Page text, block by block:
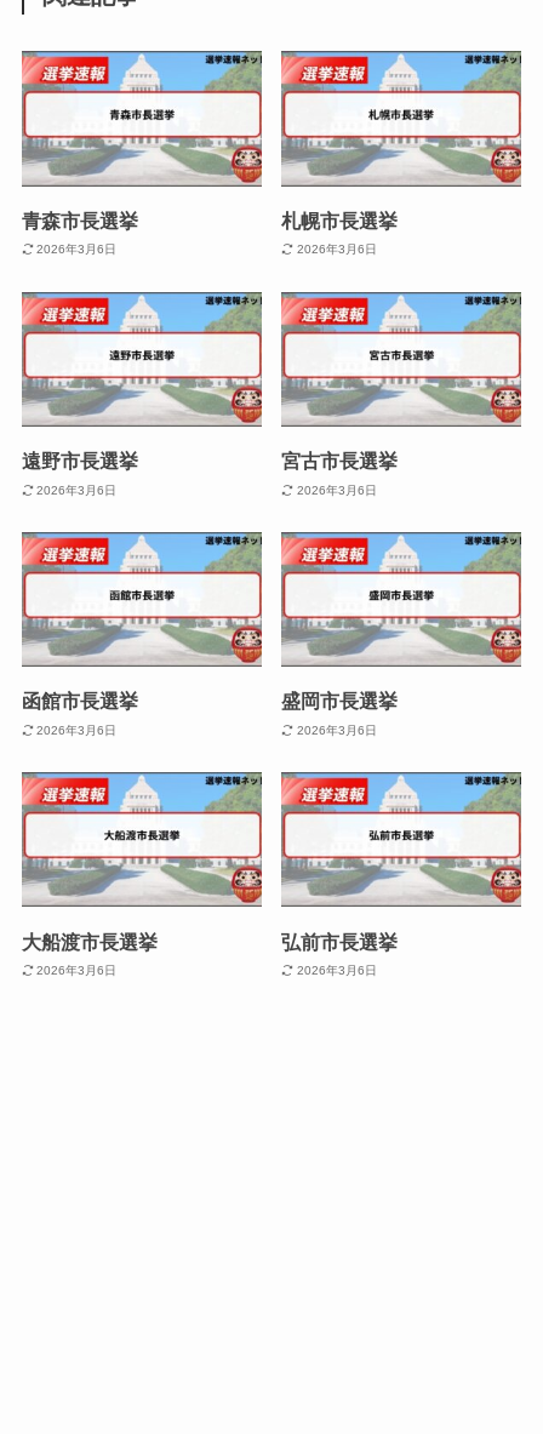
青森市長選挙
2026年3月6日
札幌市長選挙
2026年3月6日
遠野市長選挙
2026年3月6日
宮古市長選挙
2026年3月6日
函館市長選挙
2026年3月6日
盛岡市長選挙
2026年3月6日
大船渡市長選挙
2026年3月6日
弘前市長選挙
2026年3月6日